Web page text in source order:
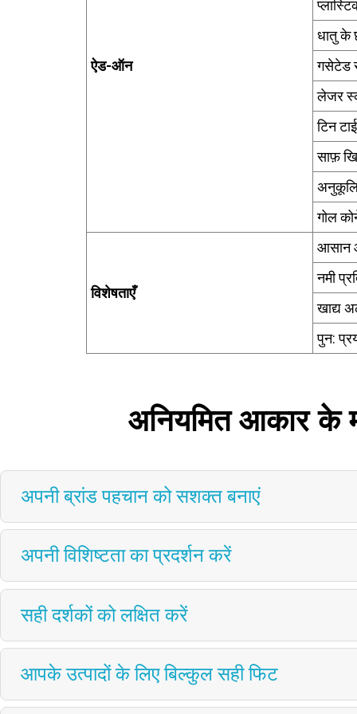
ऐड-ऑन
धातु के
गसेटेड
लेजर
टिन टाई
साफ़
गोल
विशेषताएँ
आसान
नमी
खाद्य
पुन:
अनियमित आकार के
अपनी ब्रांड पहचान को सशक्त बनाएं
अपनी विशिष्टता का प्रदर्शन करें
सही दर्शकों को लक्षित करें
आपके उत्पादों के लिए बिल्कुल सही फिट